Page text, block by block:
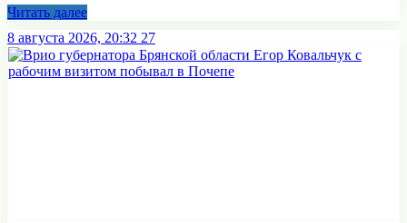
Читать далее
8 августа 2026, 20:32 27